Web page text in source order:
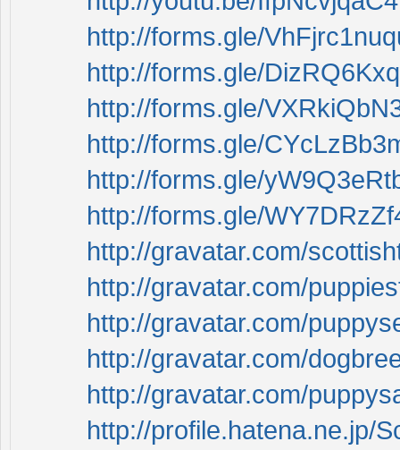
http://forms.gle/
http://forms.gle/
http://forms.gle/
http://forms.gle/
http://forms.gle/
http://forms.gle/
http://gravatar.com/
http://gravatar.com/
http://gravatar.com/
http://gravatar.com/
http://gravatar.com/
http://profile.hatena.ne.jp/